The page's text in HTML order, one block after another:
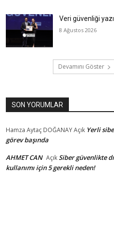
Veri güvenliği
8 Ağustos 2026
Devamını Göster
SON YORUMLAR
Hamza Aytaç DOĞANAYAçık Yerli
görev başında
AHMET CAN AçıkSiber güvenlikte
kullanımı için 5 gerekli neden!